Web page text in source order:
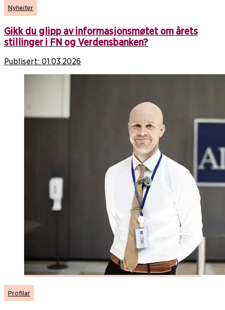
Nyheiter
Gikk du glipp av informasjonsmøtet om årets
stillinger i FN og Verdensbanken?
Publisert: 01.03.2026
Profilar